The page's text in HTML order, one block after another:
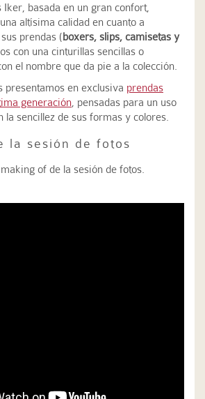
Iker, basada en un gran confort,
altísima calidad en cuanto a
prendas (boxers, slips, camisetas y
con una cinturillas sencillas o
el nombre que da pie a la colección.
presentamos en exclusiva prendas
generación, pensadas para un uso
la sencillez de sus formas y colores.
la sesión de fotos
of de la sesión de fotos.